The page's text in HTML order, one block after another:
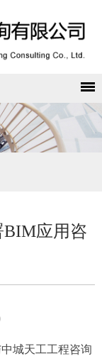
BIM应用咨
城天工工程咨询